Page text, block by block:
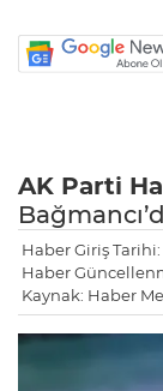
AK Parti
Haber Giriş Tarihi:
Haber
Kaynak: Haber